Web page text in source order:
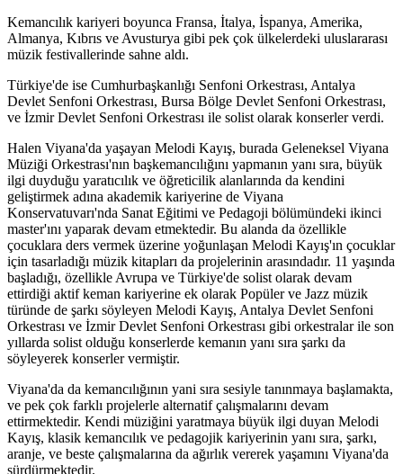
Kemancılık kariyeri boyunca Fransa, İtalya, İspanya, Amerika,
Almanya, Kıbrıs ve Avusturya gibi pek çok ülkelerdeki uluslararası
müzik festivallerinde sahne aldı.
Türkiye'de ise Cumhurbaşkanlığı Senfoni Orkestrası, Antalya
Devlet Senfoni Orkestrası, Bursa Bölge Devlet Senfoni Orkestrası,
ve İzmir Devlet Senfoni Orkestrası ile solist olarak konserler verdi.
Halen Viyana'da yaşayan Melodi Kayış, burada Geleneksel Viyana
Müziği Orkestrası'nın başkemancılığını yapmanın yanı sıra, büyük
ilgi duyduğu yaratıcılık ve öğreticilik alanlarında da kendini
geliştirmek adına akademik kariyerine de Viyana
Konservatuvarı'nda Sanat Eğitimi ve Pedagoji bölümündeki ikinci
master'ını yaparak devam etmektedir. Bu alanda da özellikle
çocuklara ders vermek üzerine yoğunlaşan Melodi Kayış'ın çocuklar
için tasarladığı müzik kitapları da projelerinin arasındadır. 11 yaşında
başladığı, özellikle Avrupa ve Türkiye'de solist olarak devam
ettirdiği aktif keman kariyerine ek olarak Popüler ve Jazz müzik
türünde de şarkı söyleyen Melodi Kayış, Antalya Devlet Senfoni
Orkestrası ve İzmir Devlet Senfoni Orkestrası gibi orkestralar ile son
yıllarda solist olduğu konserlerde kemanın yanı sıra şarkı da
söyleyerek konserler vermiştir.
Viyana'da da kemancılığının yani sıra sesiyle tanınmaya başlamakta,
ve pek çok farklı projelerle alternatif çalışmalarını devam
ettirmektedir. Kendi müziğini yaratmaya büyük ilgi duyan Melodi
Kayış, klasik kemancılık ve pedagojik kariyerinin yanı sıra, şarkı,
aranje, ve beste çalışmalarına da ağırlık vererek yaşamını Viyana'da
sürdürmektedir.